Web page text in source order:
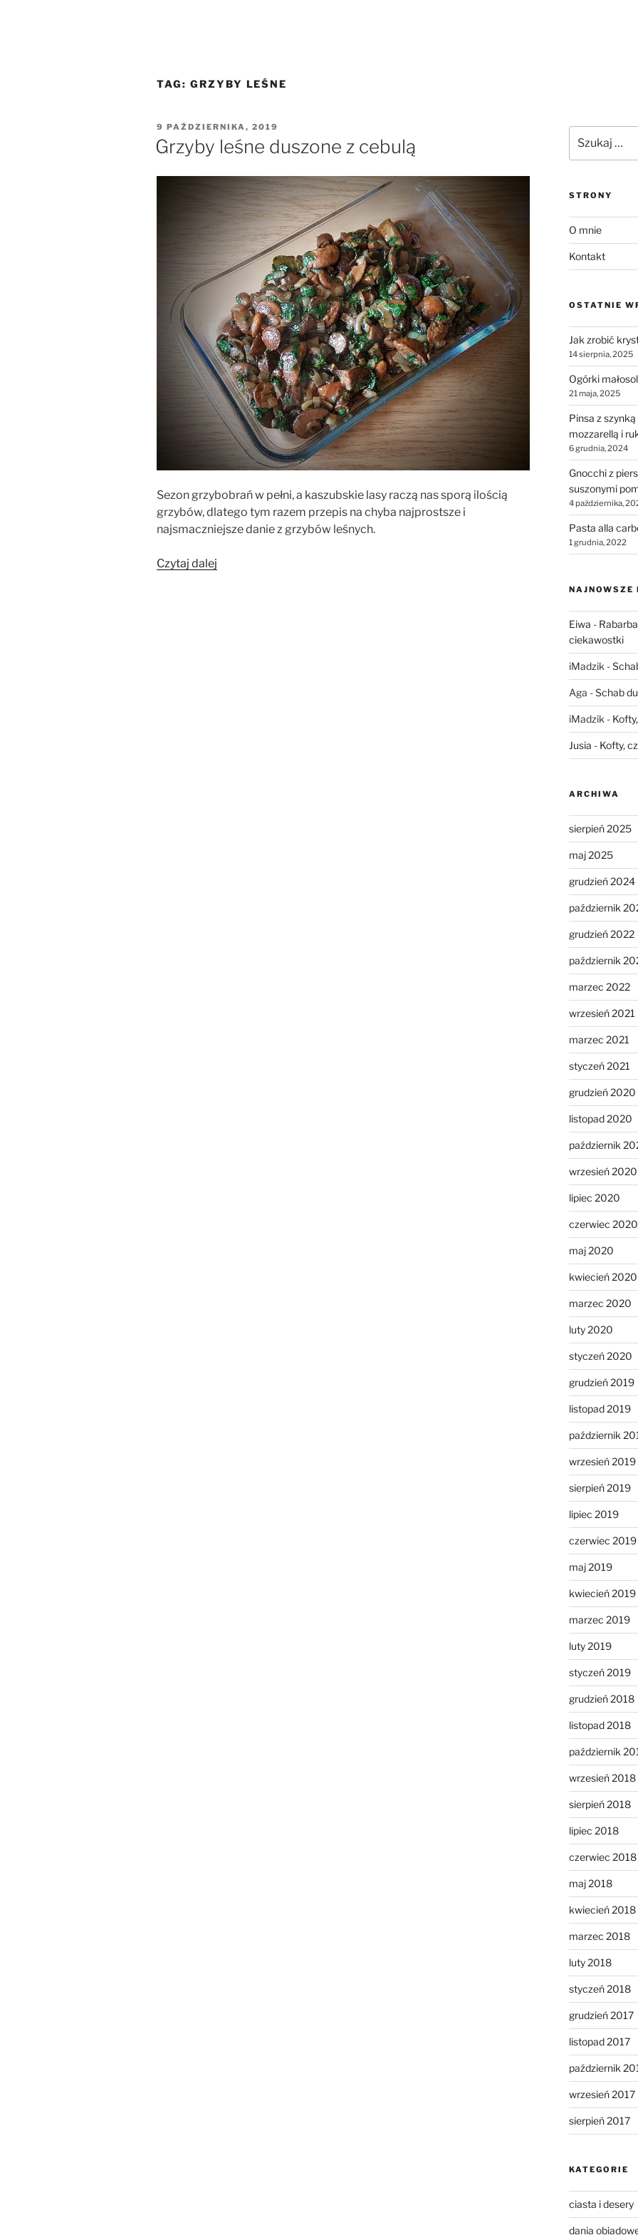
TAG: GRZYBY LEŚNE
OPUBLIKOWANE
W
9 PAŹDZIERNIKA, 2019
Grzyby leśne duszone z cebulą
Sezon grzybobrań w pełni, a kaszubskie lasy raczą nas sporą ilością
grzybów, dlatego tym razem przepis na chyba najprostsze i
najsmaczniejsze danie z grzybów leśnych.
Czytaj dalej
STRONY
O mnie
Kontakt
OSTATNIE
Jak zrobić
14 sierpnia, 2025
Ogórki
21 maja, 2025
Pinsa z
mozzarellą i
6 grudnia, 2024
Gnocchi z
suszonymi
4 października,
Pasta alla
1 grudnia, 2022
NAJNOWSZE
Eiwa -
ciekawostki
iMadzik -
Aga -Schab
iMadzik -
Jusia - Kofty,
ARCHIWA
sierpień 2025
maj 2025
grudzień 2024
październik
grudzień 2022
październik
marzec 2022
wrzesień 2021
marzec 2021
styczeń 2021
grudzień 2020
listopad 2020
październik
wrzesień 2020
lipiec 2020
czerwiec 2020
maj 2020
kwiecień 2020
marzec 2020
luty 2020
styczeń 2020
grudzień 2019
listopad 2019
październik
wrzesień 2019
sierpień 2019
lipiec 2019
czerwiec 2019
maj 2019
kwiecień 2019
marzec 2019
luty 2019
styczeń 2019
grudzień 2018
listopad 2018
październik
wrzesień 2018
sierpień 2018
lipiec 2018
czerwiec 2018
maj 2018
kwiecień 2018
marzec 2018
luty 2018
styczeń 2018
grudzień 2017
listopad 2017
październik
wrzesień 2017
sierpień 2017
KATEGORIE
ciasta i desery
dania